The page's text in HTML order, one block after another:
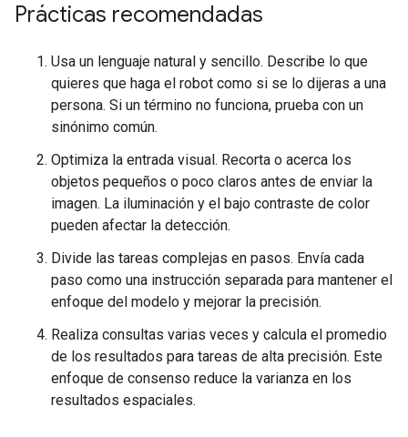
Prácticas recomendadas
Usa un lenguaje natural y sencillo. Describe lo que
quieres que haga el robot como si se lo dijeras a una
persona. Si un término no funciona, prueba con un
sinónimo común.
Optimiza la entrada visual. Recorta o acerca los
objetos pequeños o poco claros antes de enviar la
imagen. La iluminación y el bajo contraste de color
pueden afectar la detección.
Divide las tareas complejas en pasos. Envía cada
paso como una instrucción separada para mantener el
enfoque del modelo y mejorar la precisión.
Realiza consultas varias veces y calcula el promedio
de los resultados para tareas de alta precisión. Este
enfoque de consenso reduce la varianza en los
resultados espaciales.